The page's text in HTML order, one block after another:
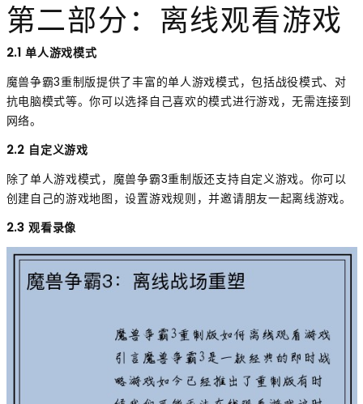
第二部分：离线观看游戏
2.1 单人游戏模式
魔兽争霸3重制版提供了丰富的单人游戏模式，包括战役模式、对
抗电脑模式等。你可以选择自己喜欢的模式进行游戏，无需连接到
网络。
2.2 自定义游戏
除了单人游戏模式，魔兽争霸3重制版还支持自定义游戏。你可以
创建自己的游戏地图，设置游戏规则，并邀请朋友一起离线游戏。
2.3 观看录像